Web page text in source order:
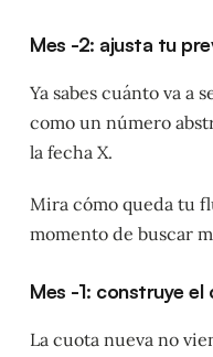
Mes -2: ajusta tu
Ya sabes cuánto va a
como un número
la fecha X.
Mira cómo queda tu
momento de buscar
Mes -1: construye el
La cuota nueva no